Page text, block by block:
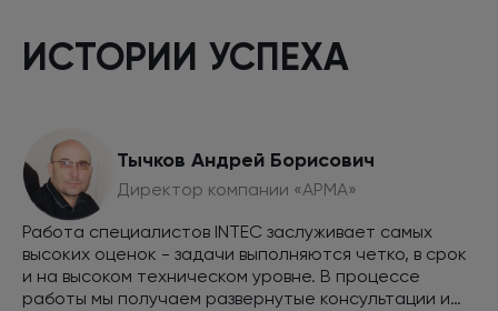
ИСТОРИИ УСПЕХА
Тычков Андрей Борисович
Директор компании «АРМА»
Работа специалистов INTEC заслуживает самых
высоких оценок - задачи выполняются четко, в срок
и на высоком техническом уровне. В процессе
работы мы получаем развернутые консультации и